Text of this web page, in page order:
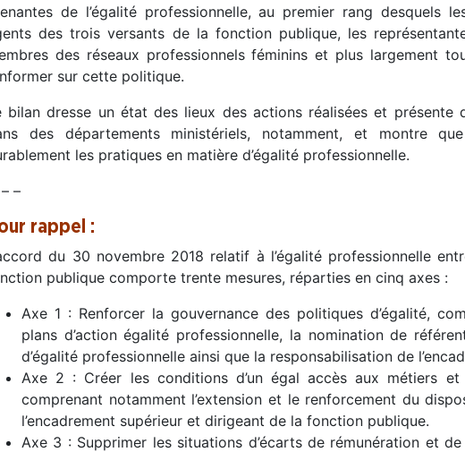
de l’égalité professionnelle, au premier rang desquels
des trois versants de la fonction publique, les
des réseaux professionnels féminins et plus largement
sur cette politique.
bilan dresse un état des lieux des actions réalisées et présente
des départements ministériels, notamment, et montre
les pratiques en matière d’égalité professionnelle.
–
rappel :
du 30 novembre 2018 relatif à l’égalité professionnelle
publique comporte trente mesures, réparties en cinq axes :
Axe 1 : Renforcer la gouvernance des politiques d’égalité,
plans d’action égalité professionnelle, la nomination de
d’égalité professionnelle ainsi que la responsabilisation de
Axe 2 : Créer les conditions d’un égal accès aux métiers et
comprenant notamment l’extension et le renforcement du
l’encadrement supérieur et dirigeant de la fonction publique.
Axe 3 : Supprimer les situations d’écarts de rémunération et